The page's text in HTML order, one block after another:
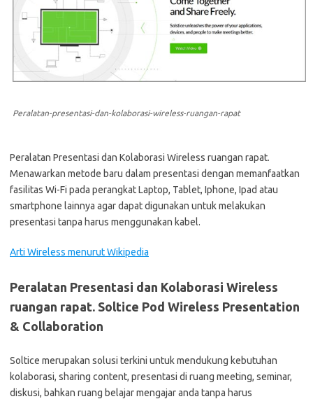
Peralatan-presentasi-dan-kolaborasi-wireless-ruangan-rapat
Peralatan Presentasi dan Kolaborasi Wireless ruangan rapat.
Menawarkan metode baru dalam presentasi dengan memanfaatkan
fasilitas Wi-Fi pada perangkat Laptop, Tablet, Iphone, Ipad atau
smartphone lainnya agar dapat digunakan untuk melakukan
presentasi tanpa harus menggunakan kabel.
Arti Wireless menurut Wikipedia
Peralatan Presentasi dan Kolaborasi Wireless
ruangan rapat. Soltice Pod Wireless Presentation
& Collaboration
Soltice merupakan solusi terkini untuk mendukung kebutuhan
kolaborasi, sharing content, presentasi di ruang meeting, seminar,
diskusi, bahkan ruang belajar mengajar anda tanpa harus